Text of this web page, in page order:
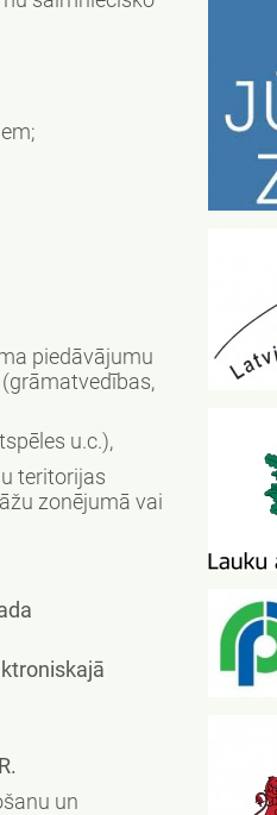
piedāvājumu
u.c.),
teritorijas
zonējumā vai
un